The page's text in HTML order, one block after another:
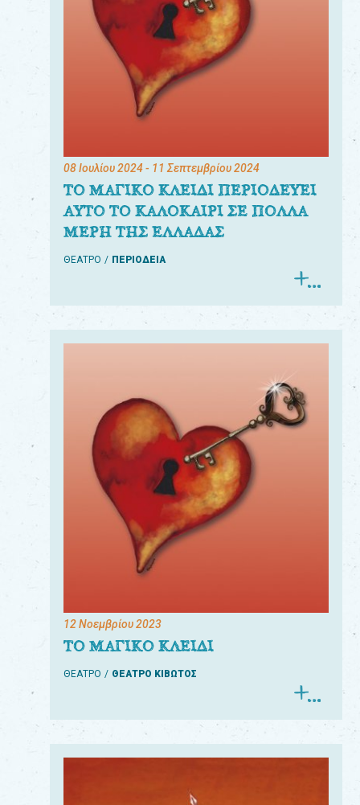
08 Ιουλίου 2024- 11 Σεπτεμβρίου 2024
ΤΟ ΜΑΓΙΚΟ ΚΛΕΙΔΙ ΠΕΡΙΟΔΕΥΕΙ
ΑΥΤΟ ΤΟ ΚΑΛΟΚΑΙΡΙ ΣΕ ΠΟΛΛΑ
ΜΕΡΗ ΤΗΣ ΕΛΛΑΔΑΣ
ΘΕΑΤΡΟ ΠΕΡΙΟΔΕΙΑ
12 Νοεμβρίου 2023
ΤΟ ΜΑΓΙΚΟ ΚΛΕΙΔΙ
ΘΕΑΤΡΟ ΘΕΑΤΡΟ ΚΙΒΩΤΟΣ